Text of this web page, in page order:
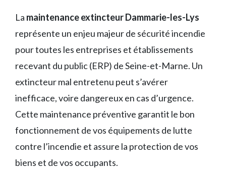
La maintenance extincteur Dammarie-les-Lys
représente un enjeu majeur de sécurité incendie
pour toutes les entreprises et établissements
recevant du public (ERP) de Seine-et-Marne. Un
extincteur mal entretenu peut s’avérer
inefficace, voire dangereux en cas d’urgence.
Cette maintenance préventive garantit le bon
fonctionnement de vos équipements de lutte
contre l’incendie et assure la protection de vos
biens et de vos occupants.